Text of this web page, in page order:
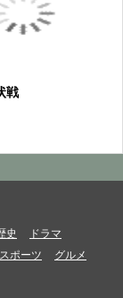
戦
史
ドラマ
ポーツ
グルメ